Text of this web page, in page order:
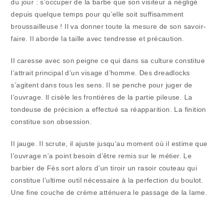
du jour : s’occuper de la barbe que son visiteur a négligé
depuis quelque temps pour qu’elle soit suffisamment
broussailleuse ! Il va donner toute la mesure de son savoir-
faire. Il aborde la taille avec tendresse et précaution.
Il caresse avec son peigne ce qui dans sa culture constitue
l’attrait principal d’un visage d’homme. Des dreadlocks
s’agitent dans tous les sens. Il se penche pour juger de
l’ouvrage. Il cisèle les frontières de la partie pileuse. La
tondeuse de précision a effectué sa réapparition. La finition
constitue son obsession.
Il jauge. Il scrute, il ajuste jusqu’au moment où il estime que
l’ouvrage n’a point besoin d’être remis sur le métier. Le
barbier de Fès sort alors d’un tiroir un rasoir couteau qui
constitue l’ultime outil nécessaire à la perfection du boulot.
Une fine couche de crème atténuera le passage de la lame.